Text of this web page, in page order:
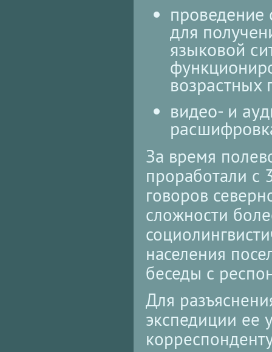
проведение
для
языковой
возрастных
видео- и
За время
проработали с
говоров
сложности
населения
беседы с
Для
экспедиции ее